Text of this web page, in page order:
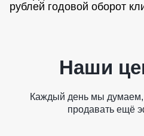
рублей годовой оборот
Наши
Каждый день мы думаем,
продавать ещё